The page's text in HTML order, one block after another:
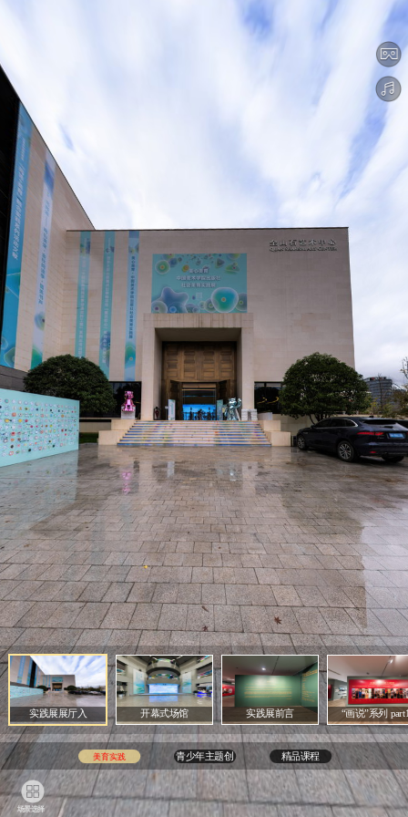
实践展展厅入 开幕式场馆 实践展前言 “画说”系列
A B C
场景选择
美育实践
青少年主题创
作
精品课程